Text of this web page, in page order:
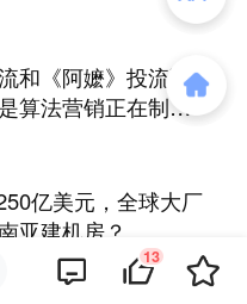
和《阿嬷》投流谣
算法营销正在制造
亿美元，全球大厂
亚建机房？
13